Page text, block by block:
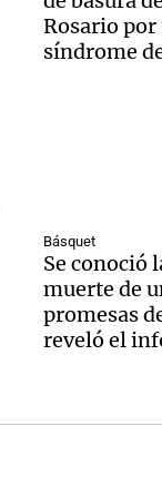
Greco
para
inicia
para
nuevos
casa
Audio.
Rosario por
síndrome
Básquet
Se conoció
muerte de
promesas
reveló el